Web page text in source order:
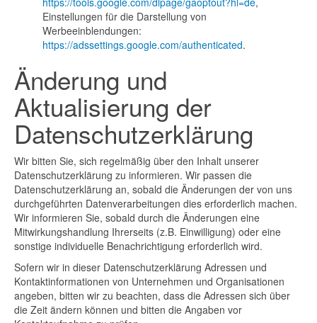
Einstellungen für die Darstellung von
Werbeeinblendungen:
https://adssettings.google.com/authenticated.
Änderung und
Aktualisierung der
Datenschutzerklärung
Wir bitten Sie, sich regelmäßig über den Inhalt unserer
Datenschutzerklärung zu informieren. Wir passen die
Datenschutzerklärung an, sobald die Änderungen der von uns
durchgeführten Datenverarbeitungen dies erforderlich machen.
Wir informieren Sie, sobald durch die Änderungen eine
Mitwirkungshandlung Ihrerseits (z.B. Einwilligung) oder eine
sonstige individuelle Benachrichtigung erforderlich wird.
Sofern wir in dieser Datenschutzerklärung Adressen und
Kontaktinformationen von Unternehmen und Organisationen
angeben, bitten wir zu beachten, dass die Adressen sich über
die Zeit ändern können und bitten die Angaben vor